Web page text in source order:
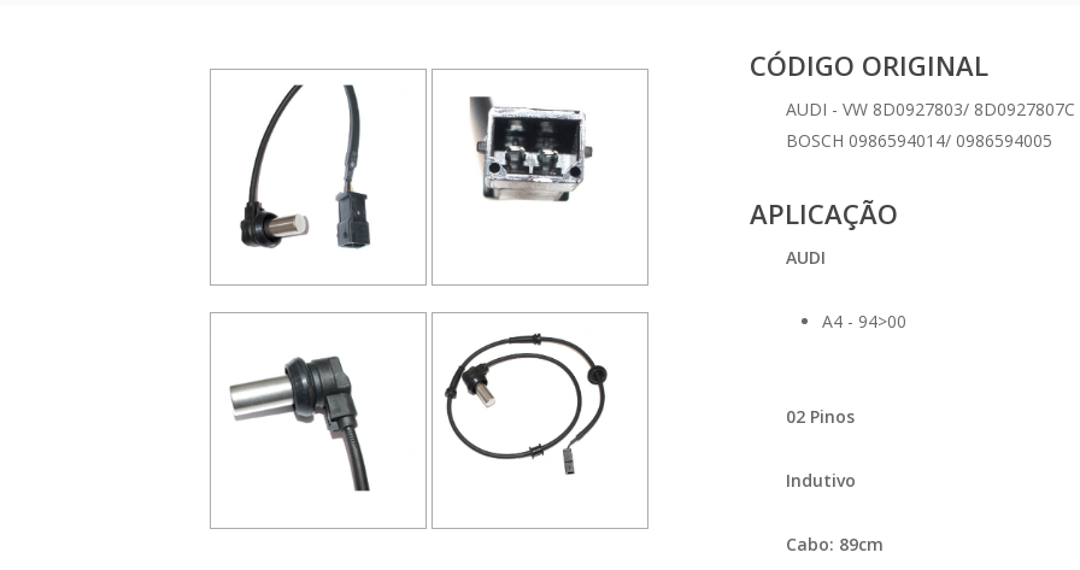
CÓDIGO ORIGINAL
AUDI - VW 8D0927803/ 8D0927807C
BOSCH 0986594014/ 0986594005
APLICAÇÃO
AUDI
A4 - 94>00
02 Pinos
Indutivo
Cabo: 89cm